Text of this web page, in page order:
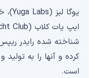
شناخته شده رایدر
است.